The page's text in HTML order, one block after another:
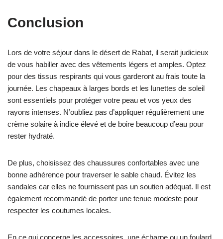
Conclusion
Lors de votre séjour dans le désert de Rabat, il serait judicieux
de vous habiller avec des vêtements légers et amples. Optez
pour des tissus respirants qui vous garderont au frais toute la
journée. Les chapeaux à larges bords et les lunettes de soleil
sont essentiels pour protéger votre peau et vos yeux des
rayons intenses. N’oubliez pas d’appliquer régulièrement une
crème solaire à indice élevé et de boire beaucoup d’eau pour
rester hydraté.
De plus, choisissez des chaussures confortables avec une
bonne adhérence pour traverser le sable chaud. Évitez les
sandales car elles ne fournissent pas un soutien adéquat. Il est
également recommandé de porter une tenue modeste pour
respecter les coutumes locales.
En ce qui concerne les accessoires, une écharpe ou un foulard